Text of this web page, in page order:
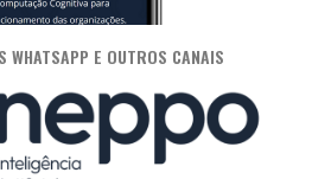
WHATSAPP E OUTROS CANAIS